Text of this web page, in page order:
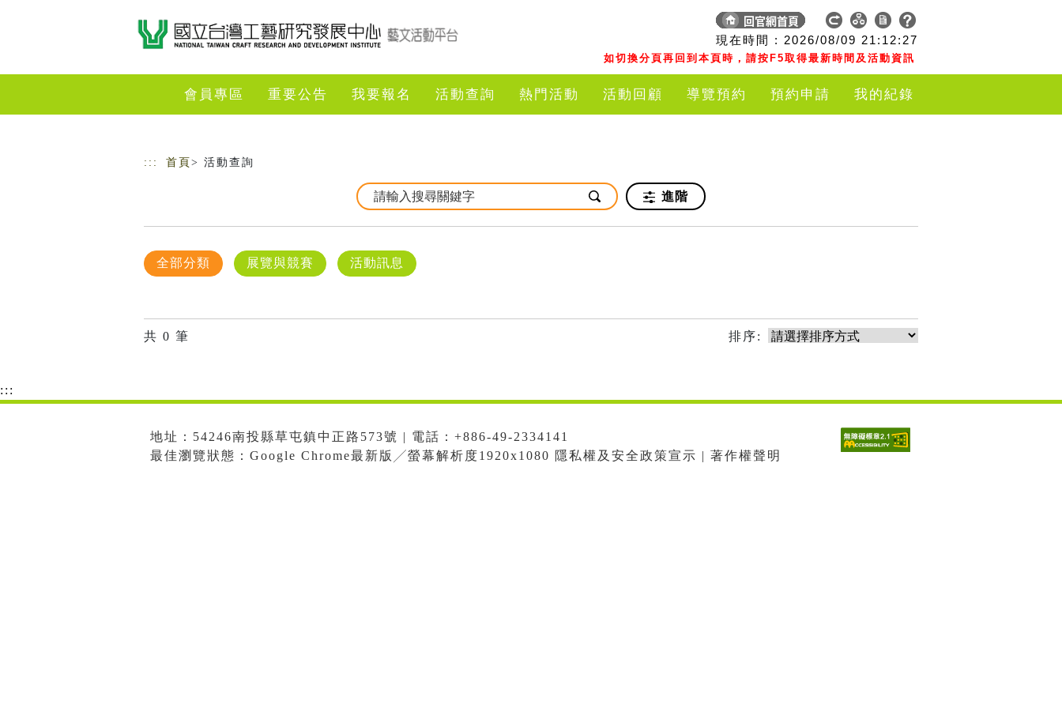
現在時間 : 2026/08/09 21:12:27
如切換分頁再回到本頁時，請按F5取得最新時間及活動資訊
會員專區 重要公告 我要報名 活動查詢 熱門活動 活動回顧 導覽預約 預約申請 我的紀錄
::: 首頁 > 活動查詢
進階
全部分類 展覽與競賽 活動訊息
共 0 筆 排序:
:::
地址：54246南投縣草屯鎮中正路573號 | 電話：+886-49-2334141
最佳瀏覽狀態：Google Chrome最新版╱螢幕解析度1920x1080 隱私權及安全政策宣示 | 著作權聲明